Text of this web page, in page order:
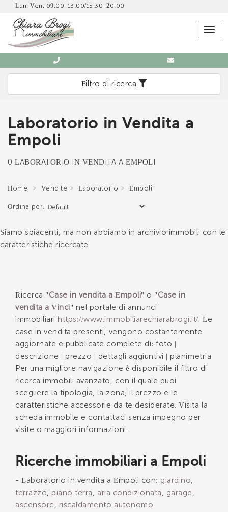
Lun-Ven: 09:00-13:00/15:30-20:00
Filtro di ricerca
Laboratorio in Vendita a
Empoli
0 LABORATORIO IN VENDITA A EMPOLI
Home Vendite Laboratorio Empoli
Ordina per:
Siamo spiacenti, ma non abbiamo in archivio immobili con le
caratteristiche ricercate
Ricerca " Case in vendita a Empoli" o " Case in
vendita a Vinci" nel portale di annunci
immobiliari https://www.immobiliarechiarabrogi.it/. Le
case in vendita presenti, vengono costantemente
aggiornate e pubblicate complete di: foto |
descrizione | prezzo | dettagli aggiuntivi | planimetria
Per una migliore navigazione è disponibile il filtro di
ricerca immobili avanzato, con il quale puoi
scegliere la tipologia, la zona, il prezzo e le
caratteristiche accessorie da te desiderate. Visita la
scheda immobile e contattaci senza impegno per
visite o maggiori informazioni.
Ricerche immobiliari a Empoli
- Laboratorio in vendita a Empoli con: giardino,
terrazzo, piano terra , aria condizionata , garage ,
ascensore , riscaldamento autonomo
SCRIVICI SENZA IMPEGNO
Immobiliare Chiara Brogi
0571 902832
*Il tuo nome
Ho letto, compreso e accettato itermini e
condizioni.
Voglio ricevere immobili simili da Immobiliare Chiara
Brogi.
*Controllo Antispam: qual è il numero fra 3 e 5?
INVIA